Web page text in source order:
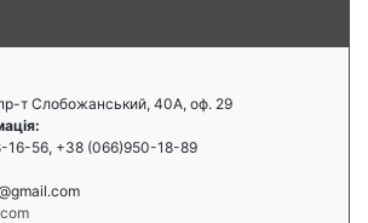
т Слобожанський, 40А, оф. 29
16-56, +38 (066)950-18-89